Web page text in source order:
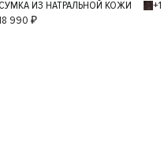
S
СУМКА ИЗ НАТРАЛЬНОЙ КОЖИ
+1
990 ₽